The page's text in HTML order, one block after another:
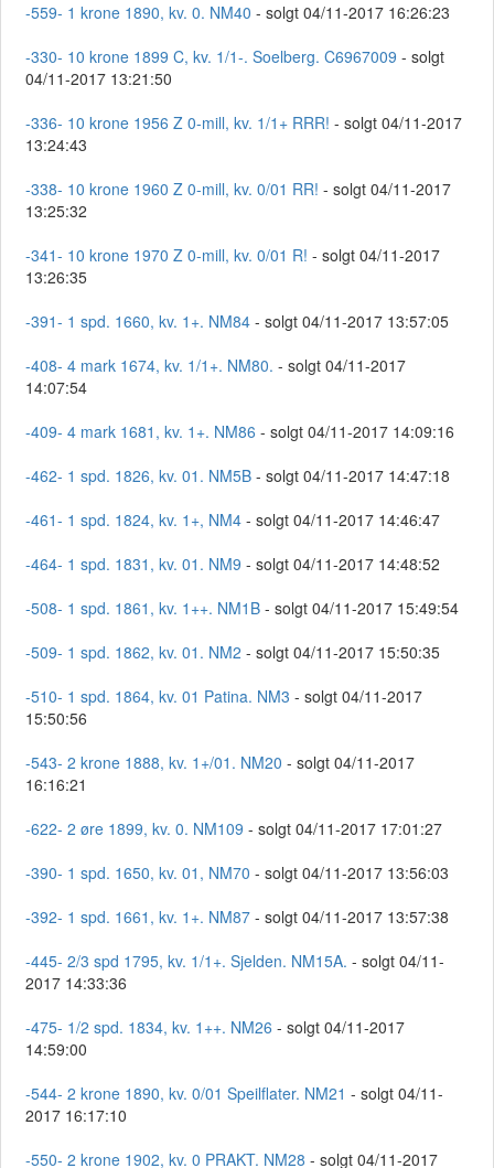
-559- 1 krone 1890, kv. 0. NM40 - solgt 04/11-2017 16:26:23
-330- 10 krone 1899 C, kv. 1/1-. Soelberg. C6967009 - solgt
04/11-2017 13:21:50
-336- 10 krone 1956 Z 0-mill, kv. 1/1+ RRR! - solgt 04/11-2017
13:24:43
-338- 10 krone 1960 Z 0-mill, kv. 0/01 RR! - solgt 04/11-2017
13:25:32
-341- 10 krone 1970 Z 0-mill, kv. 0/01 R! - solgt 04/11-2017
13:26:35
-391- 1 spd. 1660, kv. 1+. NM84 - solgt 04/11-2017 13:57:05
-408- 4 mark 1674, kv. 1/1+. NM80. - solgt 04/11-2017
14:07:54
-409- 4 mark 1681, kv. 1+. NM86 - solgt 04/11-2017 14:09:16
-462- 1 spd. 1826, kv. 01. NM5B - solgt 04/11-2017 14:47:18
-461- 1 spd. 1824, kv. 1+, NM4 - solgt 04/11-2017 14:46:47
-464- 1 spd. 1831, kv. 01. NM9 - solgt 04/11-2017 14:48:52
-508- 1 spd. 1861, kv. 1++. NM1B - solgt 04/11-2017 15:49:54
-509- 1 spd. 1862, kv. 01. NM2 - solgt 04/11-2017 15:50:35
-510- 1 spd. 1864, kv. 01 Patina. NM3 - solgt 04/11-2017
15:50:56
-543- 2 krone 1888, kv. 1+/01. NM20 - solgt 04/11-2017
16:16:21
-622- 2 øre 1899, kv. 0. NM109 - solgt 04/11-2017 17:01:27
-390- 1 spd. 1650, kv. 01, NM70 - solgt 04/11-2017 13:56:03
-392- 1 spd. 1661, kv. 1+. NM87 - solgt 04/11-2017 13:57:38
-445- 2/3 spd 1795, kv. 1/1+. Sjelden. NM15A. - solgt 04/11-
2017 14:33:36
-475- 1/2 spd. 1834, kv. 1++. NM26 - solgt 04/11-2017
14:59:00
-544- 2 krone 1890, kv. 0/01 Speilflater. NM21 - solgt 04/11-
2017 16:17:10
-550- 2 krone 1902, kv. 0 PRAKT. NM28 - solgt 04/11-2017